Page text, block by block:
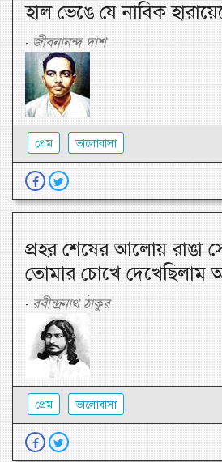
হাল ভেঙে যে নাবিক
- জীবনানন্দ দাশ
প্রেম ভালোবাসা
প্রহর শেষের আলোয় রাঙা
তোমার চোখে দেখেছিলাম
- রবীন্দ্রনাথ ঠাকুর
প্রেম ভালোবাসা